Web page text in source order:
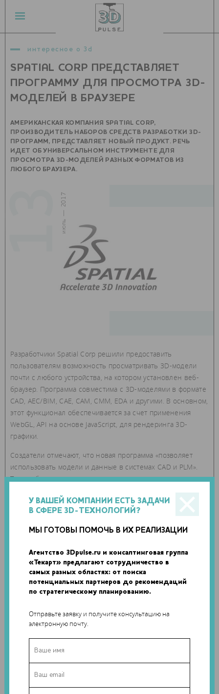
У ВАШЕЙ КОМПАНИИ ЕСТЬ ЗАДАЧИ
В СФЕРЕ 3D-ТЕХНОЛОГИЙ?
МЫ ГОТОВЫ ПОМОЧЬ В ИХ РЕАЛИЗАЦИИ
Агентство 3Dpulse.ru и консалтинговая группа
«Текарт» предлагают сотрудничество в
самых разных областях: от поиска
потенциальных партнеров до рекомендаций
по стратегическому планированию.
Отправьте заявку и получите консультацию на
электронную почту.
интересное о 3d
SPATIAL CORP ПРЕДСТАВЛЯЕТ
ПРОГРАММУ ДЛЯ ПРОСМОТРА 3D-
МОДЕЛЕЙ В БРАУЗЕРЕ
АМЕРИКАНСКАЯ КОМПАНИЯ SPATIAL CORP,
ПРОИЗВОДИТЕЛЬ НАБОРОВ СРЕДСТВ РАЗРАБОТКИ 3D-
ПРОГРАММ, ПРЕДСТАВЛЯЕТ НОВЫЙ ПРОДУКТ. РЕЧЬ
ИДЕТ ОБ УНИВЕРСАЛЬНОМ ИНСТРУМЕНТЕ ДЛЯ
ПРОСМОТРА 3D-МОДЕЛЕЙ РАЗНЫХ ФОРМАТОВ ИЗ
ЛЮБОГО БРАУЗЕРА.
13
июль — 2017
Разработчики Spatial Corp решили предоставить
пользователям возможность просматривать 3D-модели
почти с любого устройства, на котором установлен веб-
браузер. Программа совместима с 3D-моделями в формате
CAD, AEC/BIM, CAE, CAM, CMM, EDA и другими. В основном,
этот функционал обеспечивается за счет применения
WebGL, API на основе JavaScript, для рендеринга 3D-
графики.
Создатели отмечают, что новая программа «позволяет
использовать модели и данные в системах CAD и PLM».
Таким образом, пользователь может получить
контролируемый доступ только к «избранному фрагменту
данных внутри файла», например, визуальному
рендерингу. Эта функция позволяет как защитить
информацию, так и сократить общий размер файла, что в
свою очередь обеспечивает более быструю работу
программы.
В Spatial Corp говорят, что одним из приоритетов был
понятный и простой в использовании интерфейс, с